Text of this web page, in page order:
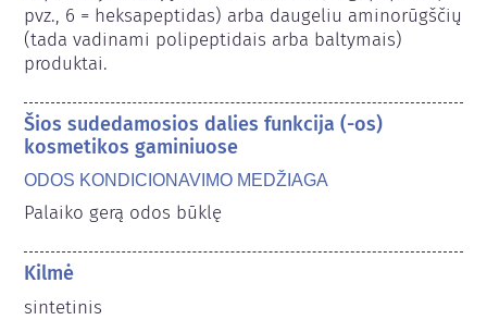
pvz., 6 = heksapeptidas) arba daugeliu aminorūgščių
(tada vadinami polipeptidais arba baltymais)
produktai.
Šios sudedamosios dalies funkcija (-os)
kosmetikos gaminiuose
ODOS KONDICIONAVIMO MEDŽIAGA
Palaiko gerą odos būklę
Kilmė
sintetinis